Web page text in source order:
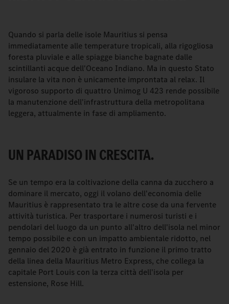
Quando si parla delle isole Mauritius si pensa
immediatamente alle temperature tropicali, alla rigogliosa
foresta pluviale e alle spiagge bianche bagnate dalle
scintillanti acque dell'Oceano Indiano. Ma in questo Stato
insulare la vita non è unicamente improntata al relax. Il
vigoroso supporto di quattro Unimog U 423 rende possibile
la manutenzione dell'infrastruttura della metropolitana
leggera, attualmente in fase di ampliamento.
UN PARADISO IN CRESCITA.
Se un tempo era la coltivazione della canna da zucchero a
dominare il mercato, oggi il volano dell'economia delle
Mauritius è rappresentato tra le altre cose da una fervente
attività turistica. Per trasportare i numerosi turisti e i
pendolari del luogo da un punto all'altro dell'isola nel minor
tempo possibile e con un impatto ambientale ridotto, nel
gennaio del 2020 è già entrato in funzione il primo tratto
della linea della Mauritius Metro Express, che collega la
capitale Port Louis con la terza città dell'isola per
estensione, Rose Hill.